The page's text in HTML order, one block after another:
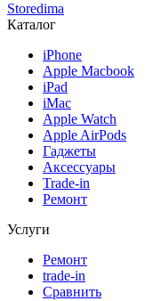
Storedima
Каталог
iPhone
Apple Macbook
iPad
iMac
Apple Watch
Apple AirPods
Гаджеты
Аксессуары
Trade-in
Ремонт
Услуги
Ремонт
trade-in
Сравнить